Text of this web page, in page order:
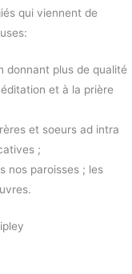
qui viennent de
donnant plus de qualité
et à la prière
et soeurs ad intra
;
nos paroisses ; les